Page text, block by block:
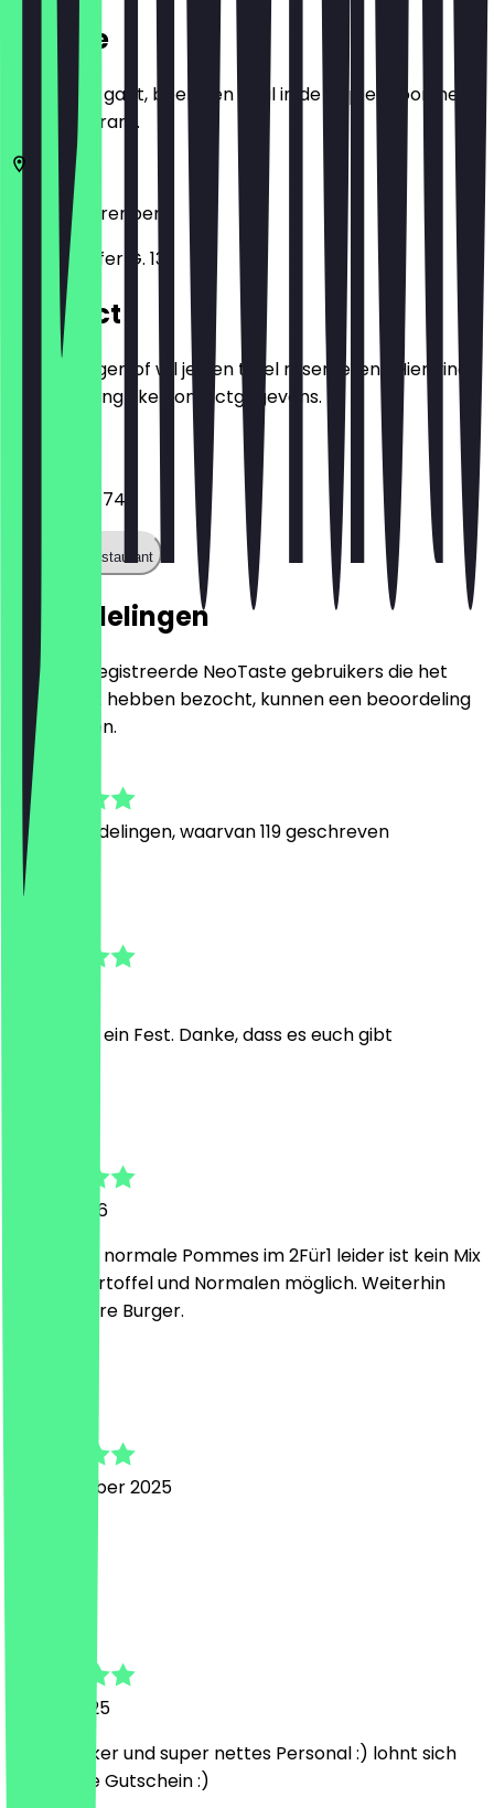
Locatie
Voordat je gaat, boek een deal in de app en toon het in
het restaurant.
90403 Neurenberg
Innere Laufer G. 13
Contact
Heb je vragen of wil je een tafel reserveren? Hier vind
je alle belangrijke contactgegevens.
0911 47884741
Bel het restaurant
Beoordelingen
Alleen geregistreerde NeoTaste gebruikers die het
restaurant hebben bezocht, kunnen een beoordeling
achterlaten.
4.9
750
Beoordelingen, waarvan 119 geschreven
wie immer ein Fest. Danke, dass es euch gibt
3 april 2026
Es sind nur normale Pommes im 2Für1 leider ist kein Mix
von Süßkartoffel und Normalen möglich. Weiterhin
sehr leckere Burger.
28 november 2025
4 april 2025
Super lecker und super nettes Personal :) lohnt sich
auch ohne Gutschein :)